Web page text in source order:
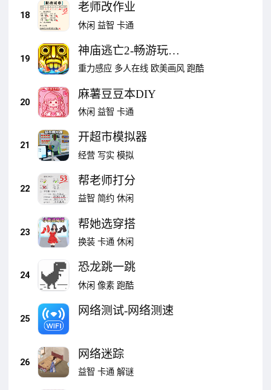
18
老师改作业
休闲 益智 卡通
19
神庙逃亡2-畅游玩具
王国
重力感应 多人在线 欧美画风 跑酷
20
麻薯豆豆本DIY
休闲 益智 卡通
21
开超市模拟器
经营 写实 模拟
22
帮老师打分
益智 简约 休闲
23
帮她选穿搭
换装 卡通 休闲
24
恐龙跳一跳
休闲 像素 跑酷
25
网络测试-网络测速
26
网络迷踪
益智 卡通 解谜